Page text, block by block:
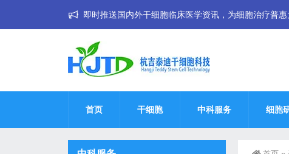
即时推送国内外干细胞临床医学资讯，为细胞治疗普
首页 干细胞 中科服务 细胞